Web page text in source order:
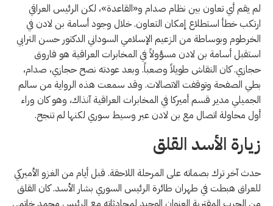
لم يقم أي تعاون بين نظام صدام و«القاعدة»، لكن الرئيس العراقي
ارتكب خطأ استطلاع إمكان التعاون. خلال وجود أسامة بن لادن في
الخرطوم وبوساطة من الزعيم الإسلامي السوداني الدكتور حسن الترابي
استقبل أسامة بن لادن مسؤولاً في المخابرات العراقية هو فاروق
حجازي. كان النقاش طويلاً وصعباً. وبعد عودته نصح حجازي، صدام،
بطي الصفحة وتوقفت الاتصالات. وقد سمعت هذه الرواية من سالم
الجميلي مدير قسم أميركا في المخابرات العراقية آنذاك، وهو كان وراء
أول محاولة اتصال مع بن لادن عبر وسيط سوري لكنها لم تنجح.
زيارة الأسد القلق
حدث آخر ترك بصماته على المرحلة اللاحقة. قبل أيام من الغزو الأميركي
للعراق هبطت في طهران طائرة الرئيس السوري بشار الأسد. كان القلق